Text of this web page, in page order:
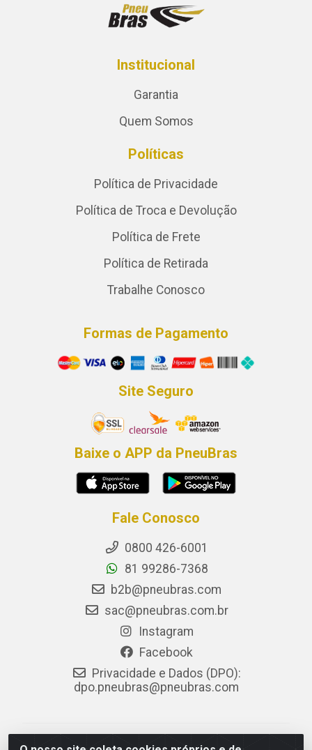
Institucional
Garantia
Quem Somos
Políticas
Política de Privacidade
Política de Troca e Devolução
Política de Frete
Política de Retirada
Trabalhe Conosco
Formas de Pagamento
Site Seguro
Baixe o APP da PneuBras
Fale Conosco
0800 426-6001
81 99286-7368
b2b@pneubras.com
sac@pneubras.com.br
Instagram
Facebook
Privacidade e Dados (DPO):
dpo.pneubras@pneubras.com
PneuBras - Rodovia BR-101, KM 82 - Prazeres,